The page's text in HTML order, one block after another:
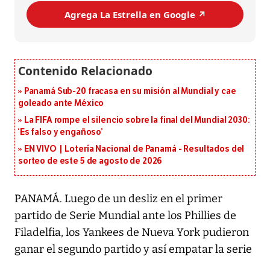
Agrega La Estrella en Google ↗️
Panamá Sub-20 fracasa en su misión al Mundial y cae
goleado ante México
La FIFA rompe el silencio sobre la final del Mundial 2030:
‘Es falso y engañoso’
EN VIVO | Lotería Nacional de Panamá - Resultados del
sorteo de este 5 de agosto de 2026
PANAMÁ. Luego de un desliz en el primer
partido de Serie Mundial ante los Phillies de
Filadelfia, los Yankees de Nueva York pudieron
ganar el segundo partido y así empatar la serie